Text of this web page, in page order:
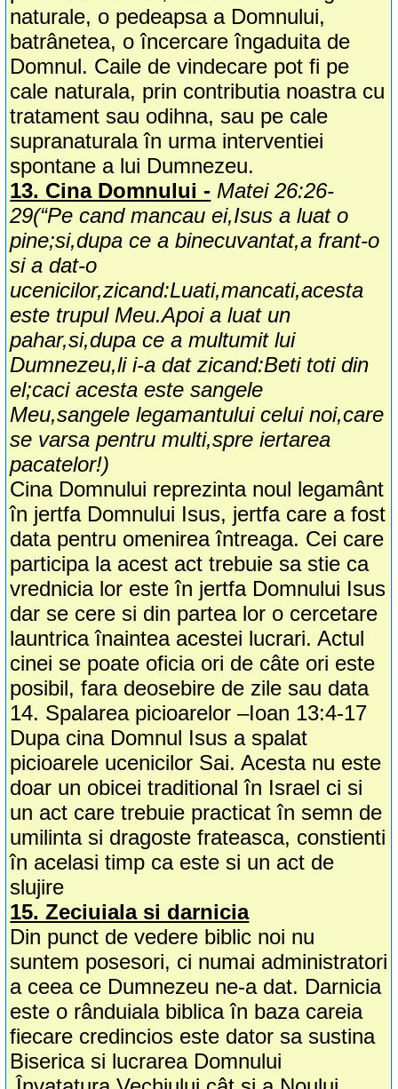
naturale, o pedeapsa a Domnului,
batrânetea, o încercare îngaduita de
Domnul. Caile de vindecare pot fi pe
cale naturala, prin contributia noastra cu
tratament sau odihna, sau pe cale
supranaturala în urma interventiei
spontane a lui Dumnezeu.
13. Cina Domnului - Matei 26:26-
29(“Pe cand mancau ei,Isus a luat o
pine;si,dupa ce a binecuvantat,a frant-o
si a dat-o
ucenicilor,zicand:Luati,mancati,acesta
este trupul Meu.Apoi a luat un
pahar,si,dupa ce a multumit lui
Dumnezeu,li i-a dat zicand:Beti toti din
el;caci acesta este sangele
Meu,sangele legamantului celui noi,care
se varsa pentru multi,spre iertarea
pacatelor!)
Cina Domnului reprezinta noul legamânt
în jertfa Domnului Isus, jertfa care a fost
data pentru omenirea întreaga. Cei care
participa la acest act trebuie sa stie ca
vrednicia lor este în jertfa Domnului Isus
dar se cere si din partea lor o cercetare
launtrica înaintea acestei lucrari. Actul
cinei se poate oficia ori de câte ori este
posibil, fara deosebire de zile sau data
14. Spalarea picioarelor –Ioan 13:4-17
Dupa cina Domnul Isus a spalat
picioarele ucenicilor Sai. Acesta nu este
doar un obicei traditional în Israel ci si
un act care trebuie practicat în semn de
umilinta si dragoste frateasca, constienti
în acelasi timp ca este si un act de
slujire
15. Zeciuiala si darnicia
Din punct de vedere biblic noi nu
suntem posesori, ci numai administratori
a ceea ce Dumnezeu ne-a dat. Darnicia
este o rânduiala biblica în baza careia
fiecare credincios este dator sa sustina
Biserica si lucrarea Domnului